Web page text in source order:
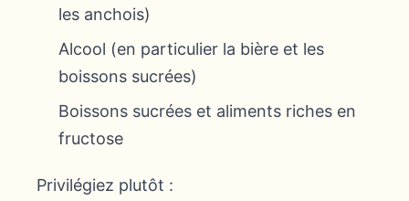
les anchois)
Alcool (en particulier la bière et les
boissons sucrées)
Boissons sucrées et aliments riches en
fructose
Privilégiez plutôt :